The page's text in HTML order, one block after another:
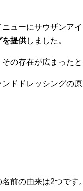
ューにサウザンア
を提供しました。
の存在が広まった
ドドレッシングの
前の由来は2つです